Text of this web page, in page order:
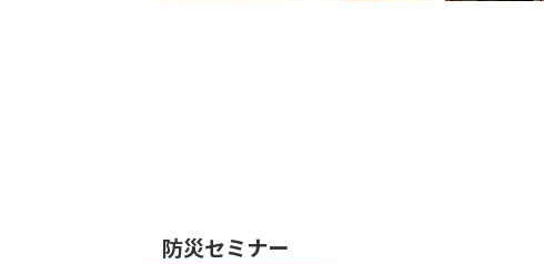
防災セミナー